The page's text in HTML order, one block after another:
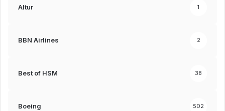
Altur 1
BBN Airlines 2
Best of HSM 38
Boeing 502